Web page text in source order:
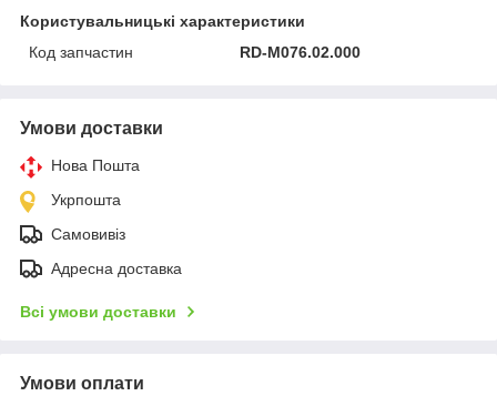
Користувальницькі характеристики
Код запчастин
RD-M076.02.000
Умови доставки
Нова Пошта
Укрпошта
Самовивіз
Адресна доставка
Всі умови доставки
Умови оплати